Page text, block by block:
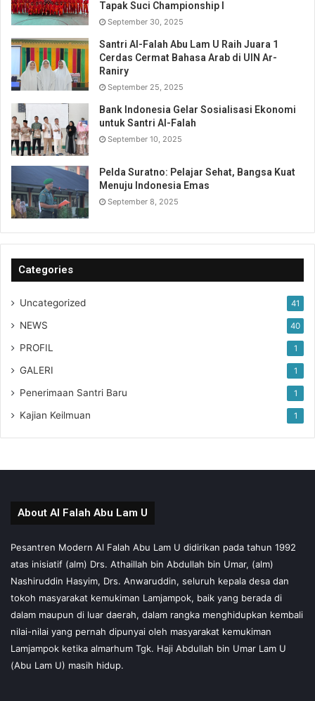
Tapak Suci Championship I
September 30, 2025
Santri Al-Falah Abu Lam U Raih Juara 1
Cerdas Cermat Bahasa Arab di UIN Ar-
Raniry
September 25, 2025
Bank Indonesia Gelar Sosialisasi Ekonomi
untuk Santri Al-Falah
September 10, 2025
Pelda Suratno: Pelajar Sehat, Bangsa Kuat
Menuju Indonesia Emas
September 8, 2025
Categories
Uncategorized 41
NEWS 40
PROFIL 1
GALERI 1
Penerimaan Santri Baru 1
Kajian Keilmuan 1
About Al Falah Abu Lam U
Pesantren Modern Al Falah Abu Lam U didirikan pada tahun 1992
atas inisiatif (alm) Drs. Athaillah bin Abdullah bin Umar, (alm)
Nashiruddin Hasyim, Drs. Anwaruddin, seluruh kepala desa dan
tokoh masyarakat kemukiman Lamjampok, baik yang berada di
dalam maupun di luar daerah, dalam rangka menghidupkan kembali
nilai-nilai yang pernah dipunyai oleh masyarakat kemukiman
Lamjampok ketika almarhum Tgk. Haji Abdullah bin Umar Lam U
(Abu Lam U) masih hidup.